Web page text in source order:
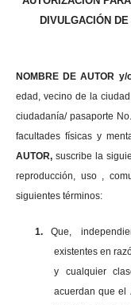
DIVULGACIÓN
NOMBRE DE AUTOR
edad, vecino de la
ciudadanía/
facultades físicas y
AUTOR,suscribe la
reproducción, uso ,
siguientes términos:
1.
Que,
existentes en
y cualquier
acuerdan que el